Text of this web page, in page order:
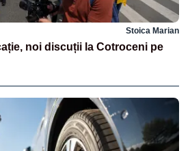
Stoica Marian
noi discuții la Cotroceni pe